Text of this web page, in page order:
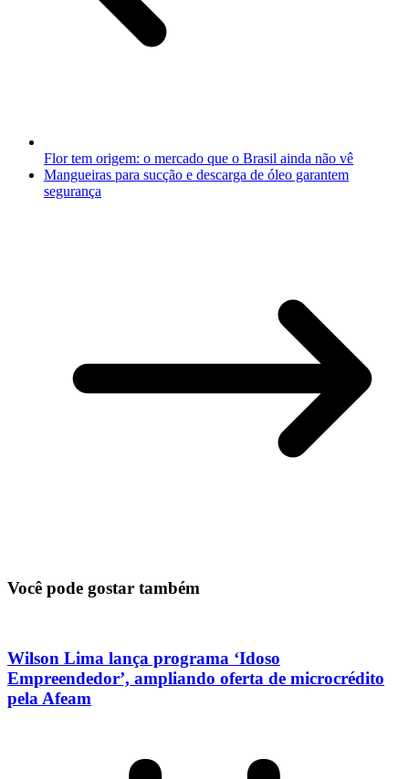
Flor tem origem: o mercado que o Brasil ainda não vê
Mangueiras para sucção e descarga de óleo garantem
segurança
Você pode gostar também
Wilson Lima lança programa ‘Idoso
Empreendedor’, ampliando oferta de microcrédito
pela Afeam